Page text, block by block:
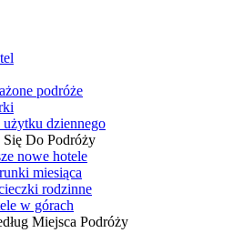
podróże
dziennego
Do Podróży
nowe hotele
miesiąca
rodzinne
w górach
Miejsca Podróży